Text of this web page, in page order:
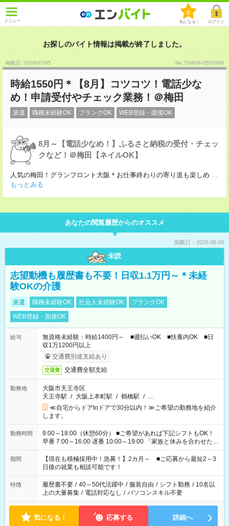
メニュー
0
気になる！ ログイン
お探しのバイト情報は掲載が終了しました。
掲載日 :2026/07/05 No.TSW26-0502809
時給1550円＊【8月】コツコツ！電話少な
め！申請受付やチェック業務！＠梅田
派遣 職種未経験OK ブランクOK WEB登録・面接OK
8月～【電話少なめ！】ふるさと納税の受付・チェッ
クなど！＠梅田【ネイルOK】
人気の梅田！グランフロント大阪＊お仕事終わりの寄り道も楽しめ ...
もっとみる
あなたの閲覧履歴からのオススメ
掲載日：2026.08.09
未読
志望動機も履歴書も不要！日収1.1万円～＊未経
験OKの介護
派遣 職種未経験OK 社会人未経験OK
ブランクOK
WEB登録・面接OK
給与
無資格未経験：時給1400円～ ■週払いOK ■扶養内OK ■日
収1万1200円以上
交通費別途支給あり
交通費 交通費全額支給
勤務地
大阪市天王寺区
天王寺駅 / 大阪上本町駅 / 鶴橋駅 / …
≪自宅からドアtoドアで30分以内！≫ご希望の勤務地を紹介
します。
勤務時間
9:00～18:00（休憩60分） ■ご希望があれば下記シフトもOK！
早番 7:00～16:00 遅番 10:00～19:00 「家族と休みを合わせた
い」 「余裕を持って夕飯の準備がしたい」 「できれば残業はし
たくない」 など、ご希望を教えてくださいね。 ※Wワーク希望
の方へ 今ご覧のお仕事で希望する勤務時間と、もう1つのお仕事
の勤務時間。 合計で週40時間を超える場合は応募できません。
期間
【現在も積極採用中！急募！】2カ月～ ■ご応募から最短2～3
日後の就業も相談可能です！
特徴 履歴書不要 / 40～50代活躍中 / 服装自由 / シフト勤務 / 10名以
上の大量募集 / 電話対応なし / パソコンスキル不要
気になる！ 応募する 詳細へ